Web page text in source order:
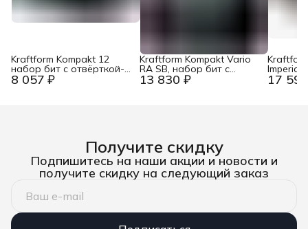
8 057 ₽
Kraftform Kompakt 12
набор бит с отвёрткой-
битодержателем, 10 пр.
Wera WE-135942
13 830 ₽
Kraftform Kompakt Vario
RA SB, набор бит с
отвёрткой-
битодержателем c
17
с
Получите скидку
Подпишитесь на наши акции и новости и
получите скидку на следующий заказ